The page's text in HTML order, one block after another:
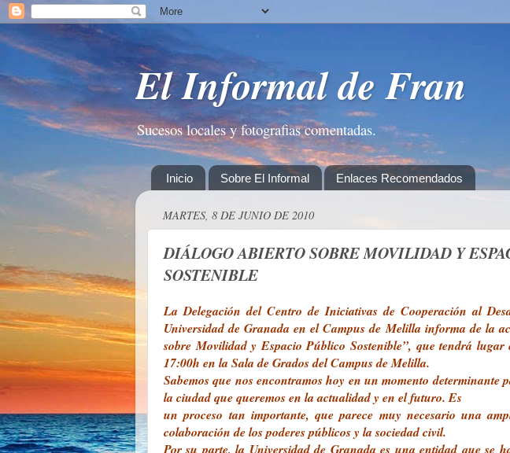
El Informal de Fran
Sucesos locales y fotografias comentadas.
Inicio Sobre El Informal Enlaces Recomendados
MARTES, 8 DE JUNIO DE 2010
DIÁLOGO ABIERTO SOBRE MOVILIDAD Y
SOSTENIBLE
La Delegación del Centro de Iniciativas de Cooperación al
Universidad de Granada en el Campus de Melilla informa de la
sobre Movilidad y Espacio Público Sostenible”, que tendrá
17:00h en la Sala de Grados del Campus de Melilla.
Sabemos que nos encontramos hoy en un momento determinante
la ciudad que queremos en la actualidad y en el futuro. Es
un proceso tan importante, que parece muy necesario una
colaboración de los poderes públicos y la sociedad civil.
Por su parte, la Universidad de Granada es una entidad que se